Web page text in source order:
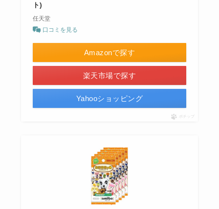
ト)
任天堂
口コミを見る
Amazonで探す
楽天市場で探す
Yahooショッピング
ポチップ